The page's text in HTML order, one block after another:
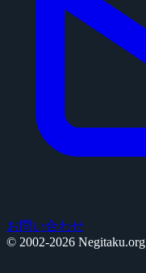
お問い合わせ
© 2002-2026 Negitaku.org